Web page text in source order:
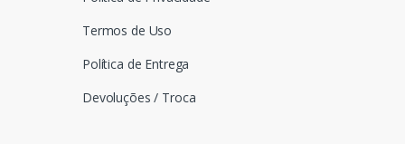
Termos de Uso
Política de Entrega
Devoluções / Troca